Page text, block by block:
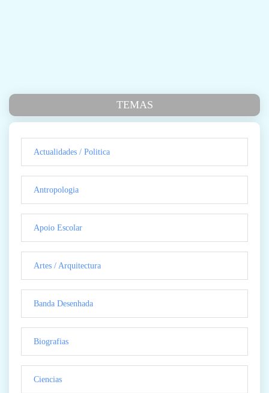
TEMAS
Actualidades / Politica
Antropologia
Apoio Escolar
Artes / Arquitectura
Banda Desenhada
Biografias
Ciencias